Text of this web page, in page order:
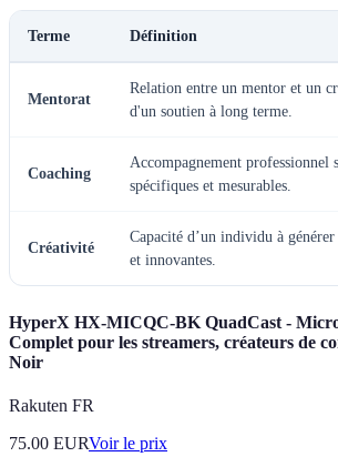
Terme Définition
Mentorat
Relation entre un mentor et un
d'un soutien à long terme.
Coaching
Accompagnement professionnel
spécifiques et mesurables.
Créativité
Capacité d’un individu à générer
et innovantes.
HyperX HX-MICQC-BK QuadCast -
Complet pour les streamers, créateurs de
Noir
Rakuten FR
75.00 EURVoir le prix